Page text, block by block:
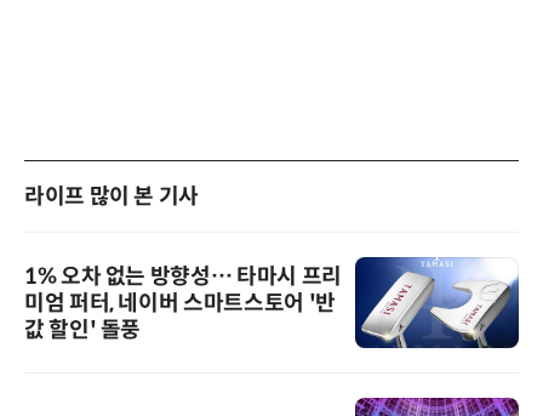
라이프 많이 본 기사
1% 오차 없는 방향성… 타마시 프리
미엄 퍼터, 네이버 스마트스토어 '반
값 할인' 돌풍